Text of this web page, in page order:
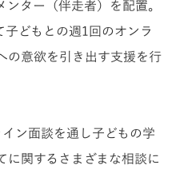
ター（伴走者）を配置。
子どもとの週1回のオンラ
の意欲を引き出す支援を行
ン面談を通し子どもの学
に関するさまざまな相談に